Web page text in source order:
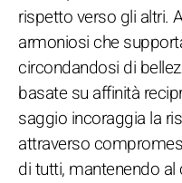
rispetto verso gli altri.
armoniosi che
circondandosi di
basate su affinità
saggio incoraggia la
attraverso
di tutti, mantenendo